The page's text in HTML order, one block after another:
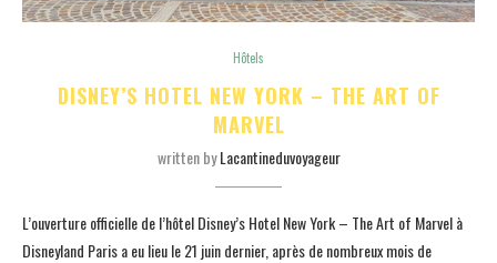
Hôtels
DISNEY’S HOTEL NEW YORK – THE ART OF
MARVEL
written byLacantineduvoyageur
L’ouverture officielle de l’hôtel Disney’s Hotel New York – The Art of Marvel à
Disneyland Paris a eu lieu le 21 juin dernier, après de nombreux mois de